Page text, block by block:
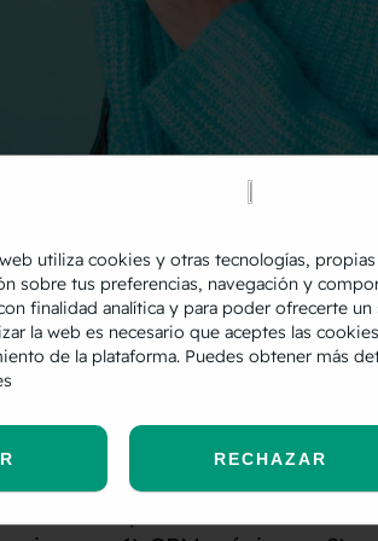
los grandes de Internet
un factor tan relevante como es
recibido un anuncio sobre sus
cuando pujamos con
utiliza cookies y otras tecnologías,
sobre tus preferencias, navegación y
finalidad analítica y para poder ofrecerte
la web es necesario que aceptes las
de la plataforma. Puedes obtener más
RECHAZAR